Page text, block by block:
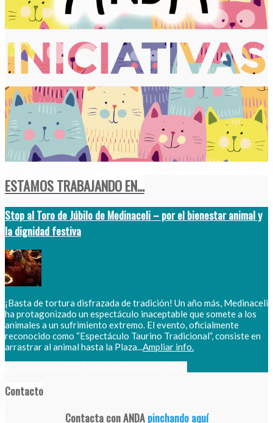
ESTAMOS TRABAJANDO EN...
Stop al Toro de Júbilo de Medinaceli – por el bienestar animal y
la dignidad festiva
¡Basta de tortura disfrazada de tradición! Un año más, Medinaceli
ha protagonizado un espectáculo inaceptable que somete a los
animales a un sufrimiento extremo. El evento, oficialmente
reconocido como “Espectáculo Taurino Tradicional”, consiste en
arrastrar al animal hasta la Plaza...Ampliar info.
Contacto
Contacta con ANDApinchando aquí